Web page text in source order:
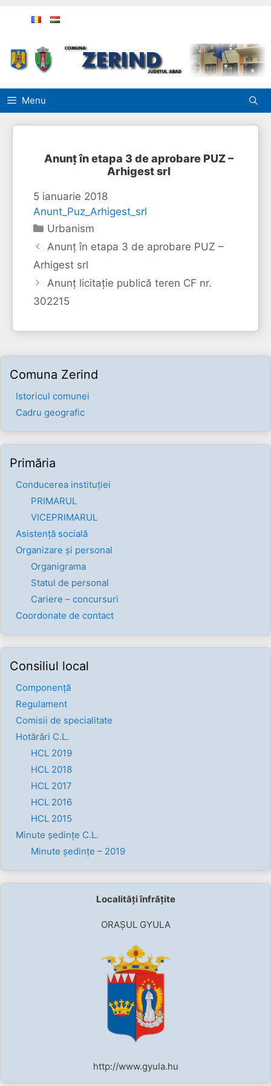
Menu
Anunț în etapa 3 de aprobare PUZ –
Arhigest srl
5 ianuarie 2018
Anunt_Puz_Arhigest_srl
Categorii
Urbanism
Anunț în etapa 3 de aprobare PUZ –
Arhigest srl
Anunț licitație publică teren CF nr.
302215
Comuna Zerind
Istoricul comunei
Cadru geografic
Primăria
Conducerea instituției
PRIMARUL
VICEPRIMARUL
Asistență socială
Organizare și personal
Organigrama
Statul de personal
Cariere – concursuri
Coordonate de contact
Consiliul local
Componenţă
Regulament
Comisii de specialitate
Hotărâri C.L.
HCL 2019
HCL 2018
HCL 2017
HCL 2016
HCL 2015
Minute ședințe C.L.
Minute ședințe – 2019
Localități înfrățite
ORAȘUL GYULA
http://www.gyula.hu